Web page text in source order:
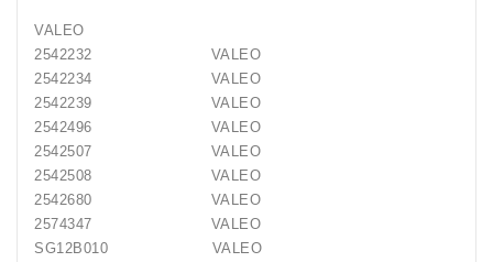
VALEO
2542232 VALEO
2542234 VALEO
2542239 VALEO
2542496 VALEO
2542507 VALEO
2542508 VALEO
2542680 VALEO
2574347 VALEO
SG12B010 VALEO